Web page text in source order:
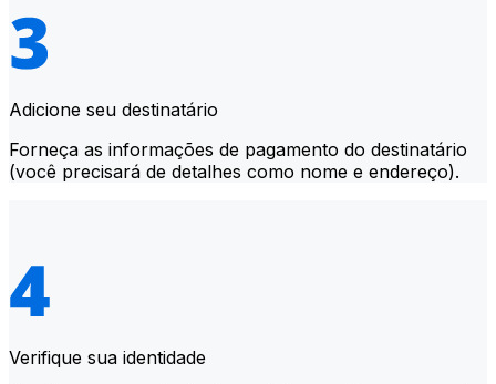
Adicione seu destinatário
Forneça as informações de pagamento do destinatário
(você precisará de detalhes como nome e endereço).
Verifique sua identidade